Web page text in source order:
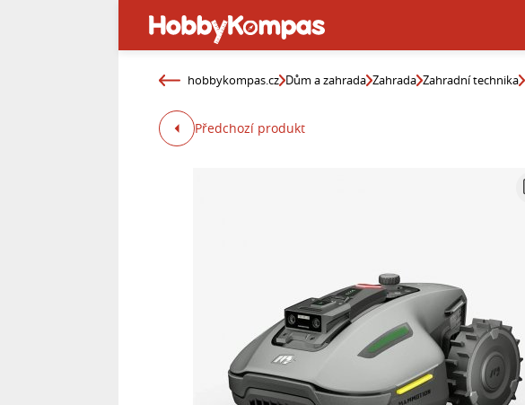
hobbykompas.cz Dům a zahrada Zahrada Zahradní technika
Předchozí produkt